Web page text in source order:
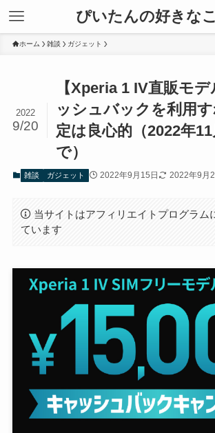
ぴいたんの好きな
ホーム 雑談 ガジェット
【Xperia 1 IV直販モ
ッシュバックを利用
定は良心的（2022年
で）
2022
9/20
雑談 ガジェット 2022年9月15日 2022年9月
当サイトはアフィリエイトプログラム
ています